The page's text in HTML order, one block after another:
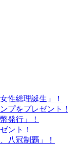
性総理誕生」！
プをプレゼント！
発行」！
ント！
八冠制覇」！